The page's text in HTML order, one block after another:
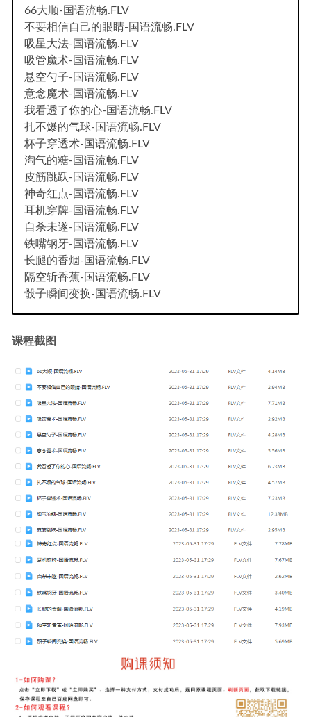
66大顺-国语流畅.FLV
不要相信自己的眼睛-国语流畅.FLV
吸星大法-国语流畅.FLV
吸管魔术-国语流畅.FLV
悬空勺子-国语流畅.FLV
意念魔术-国语流畅.FLV
我看透了你的心-国语流畅.FLV
扎不爆的气球-国语流畅.FLV
杯子穿透术-国语流畅.FLV
淘气的糖-国语流畅.FLV
皮筋跳跃-国语流畅.FLV
神奇红点-国语流畅.FLV
耳机穿牌-国语流畅.FLV
自杀未遂-国语流畅.FLV
铁嘴钢牙-国语流畅.FLV
长腿的香烟-国语流畅.FLV
隔空斩香蕉-国语流畅.FLV
骰子瞬间变换-国语流畅.FLV
课程截图